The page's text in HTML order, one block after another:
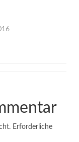
Erforderliche